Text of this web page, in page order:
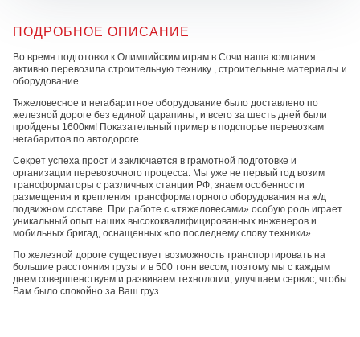
ПОДРОБНОЕ ОПИСАНИЕ
Во время подготовки к Олимпийским играм в Сочи наша компания
активно перевозила строительную технику , строительные материалы и
оборудование.
Тяжеловесное и негабаритное оборудование было доставлено по
железной дороге без единой царапины, и всего за шесть дней были
пройдены 1600км! Показательный пример в подспорье перевозкам
негабаритов по автодороге.
Секрет успеха прост и заключается в грамотной подготовке и
организации перевозочного процесса. Мы уже не первый год возим
трансформаторы с различных станции РФ, знаем особенности
размещения и крепления трансформаторного оборудования на ж/д
подвижном составе. При работе с «тяжеловесами» особую роль играет
уникальный опыт наших высококвалифицированных инженеров и
мобильных бригад, оснащенных «по последнему слову техники».
По железной дороге существует возможность транспортировать на
большие расстояния грузы и в 500 тонн весом, поэтому мы с каждым
днем совершенствуем и развиваем технологии, улучшаем сервис, чтобы
Вам было спокойно за Ваш груз.